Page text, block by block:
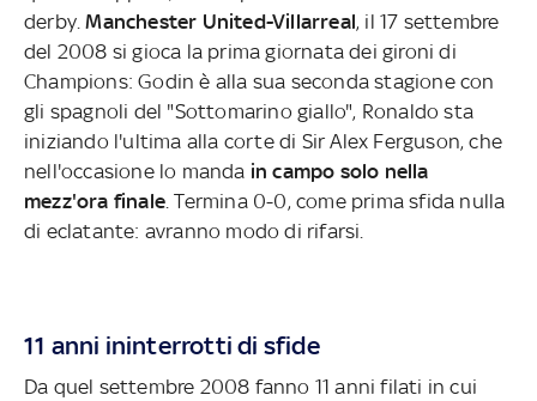
derby.Manchester United-Villarreal, il 17 settembre
del 2008 si gioca la prima giornata dei gironi di
Champions: Godin è alla sua seconda stagione con
gli spagnoli del "Sottomarino giallo", Ronaldo sta
iniziando l'ultima alla corte di Sir Alex Ferguson, che
nell'occasione lo manda in campo solo nella
mezz'ora finale . Termina 0-0, come prima sfida nulla
di eclatante: avranno modo di rifarsi.
11 anni ininterrotti di sfide
Da quel settembre 2008 fanno 11 anni filati in cui